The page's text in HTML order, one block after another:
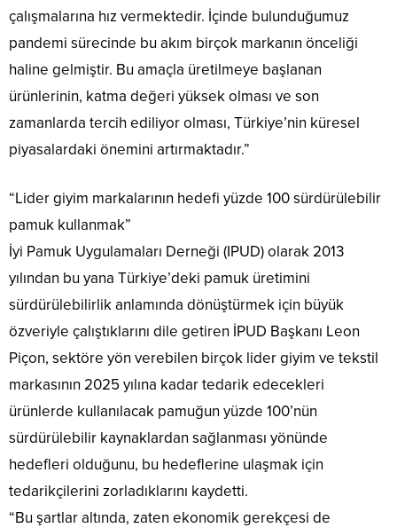
çalışmalarına hız vermektedir. İçinde bulunduğumuz
pandemi sürecinde bu akım birçok markanın önceliği
haline gelmiştir. Bu amaçla üretilmeye başlanan
ürünlerinin, katma değeri yüksek olması ve son
zamanlarda tercih ediliyor olması, Türkiye’nin küresel
piyasalardaki önemini artırmaktadır.”
“Lider giyim markalarının hedefi yüzde 100 sürdürülebilir
pamuk kullanmak”
İyi Pamuk Uygulamaları Derneği (IPUD) olarak 2013
yılından bu yana Türkiye’deki pamuk üretimini
sürdürülebilirlik anlamında dönüştürmek için büyük
özveriyle çalıştıklarını dile getiren İPUD Başkanı Leon
Piçon, sektöre yön verebilen birçok lider giyim ve tekstil
markasının 2025 yılına kadar tedarik edecekleri
ürünlerde kullanılacak pamuğun yüzde 100’nün
sürdürülebilir kaynaklardan sağlanması yönünde
hedefleri olduğunu, bu hedeflerine ulaşmak için
tedarikçilerini zorladıklarını kaydetti.
“Bu şartlar altında, zaten ekonomik gerekçesi de